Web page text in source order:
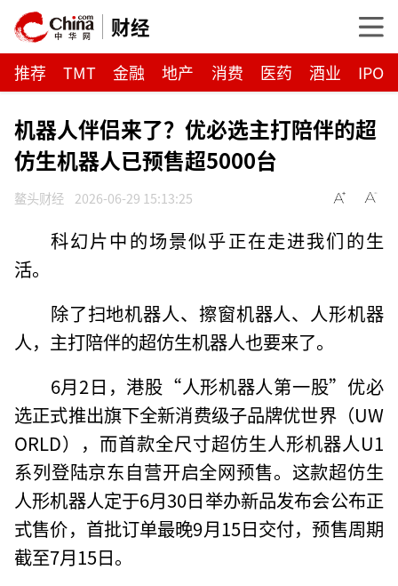
财经
推荐 TMT 金融 地产 消费 医药 酒业 IPO
机器人伴侣来了？优必选主打陪伴的超
仿生机器人已预售超5000台
鳌头财经 2026-06-29 15:13:25
科幻片中的场景似乎正在走进我们的生
活。
除了扫地机器人、擦窗机器人、人形机器
人，主打陪伴的超仿生机器人也要来了。
6月2日，港股“人形机器人第一股”优必
选正式推出旗下全新消费级子品牌优世界（UW
ORLD），而首款全尺寸超仿生人形机器人U1
系列登陆京东自营开启全网预售。这款超仿生
人形机器人定于6月30日举办新品发布会公布正
式售价，首批订单最晚9月15日交付，预售周期
截至7月15日。